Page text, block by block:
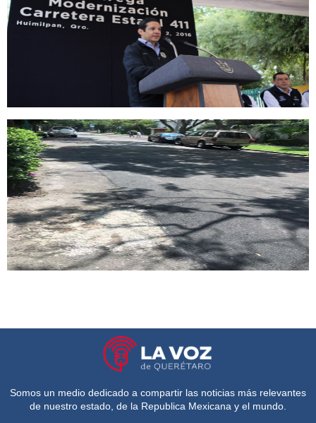
Somos un medio dedicado a compartir las noticias más relevantes
de nuestro estado, de la Republica Mexicana y el mundo.